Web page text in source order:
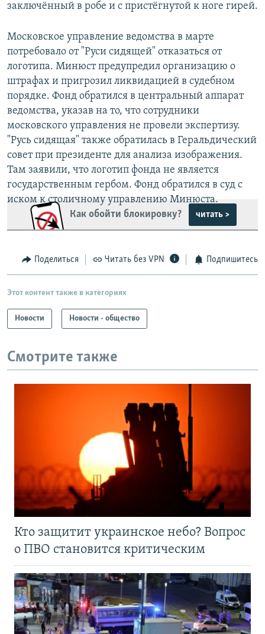
заключённый в робе и с пристёгнутой к ноге гирей.
Московское управление ведомства в марте
потребовало от "Руси сидящей" отказаться от
логотипа. Минюст предупредил организацию о
штрафах и пригрозил ликвидацией в судебном
порядке. Фонд обратился в центральный аппарат
ведомства, указав на то, что сотрудники
московского управления не провели экспертизу.
"Русь сидящая" также обратилась в Геральдический
совет при президенте для анализа изображения.
Там заявили, что логотип фонда не является
государственным гербом. Фонд обратился в суд с
иском к столичному управлению Минюста.
Как обойти блокировку?
читать >
Поделиться Читать без VPN Подпишитесь
Этот контент также в категориях
Новости Новости - общество
Смотрите также
Кто защитит украинское небо? Вопрос
о ПВО становится критическим